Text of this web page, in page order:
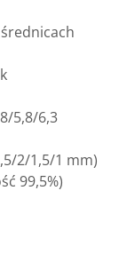
5,8/6,3
2/1,5/1 mm)
99,5%)